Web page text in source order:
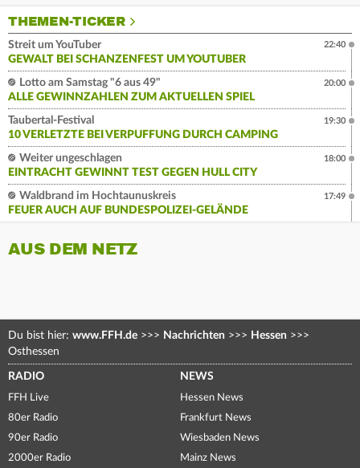
THEMEN-TICKER
Streit um YouTuber
GEWALT BEI SCHANZENFEST UM YOUTUBER
22:40
Lotto am Samstag "6 aus 49"
ALLE GEWINNZAHLEN ZUM AKTUELLEN SPIEL
20:00
Taubertal-Festival
10 VERLETZTE BEI VERPUFFUNG DURCH CAMPING
19:30
Weiter ungeschlagen
EINTRACHT GEWINNT TEST GEGEN HULL CITY
18:00
Waldbrand im Hochtaunuskreis
FEUER AUCH AUF BUNDESPOLIZEI-GELÄNDE
17:49
AUS DEM NETZ
Du bist hier: www.FFH.de >>> Nachrichten >>> Hessen >>>
Osthessen
RADIO
FFH Live
80er Radio
90er Radio
2000er Radio
NEWS
Hessen News
Frankfurt News
Wiesbaden News
Mainz News